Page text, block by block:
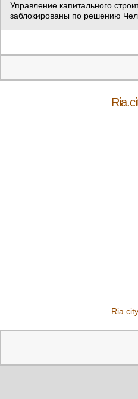
Управление капитального
заблокированы по решению
Ria.city